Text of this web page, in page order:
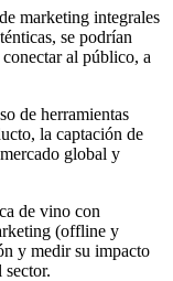
marketing integrales
se podrían
al público, a
de herramientas
la captación de
global y
de vino con
(offline y
y medir su impacto